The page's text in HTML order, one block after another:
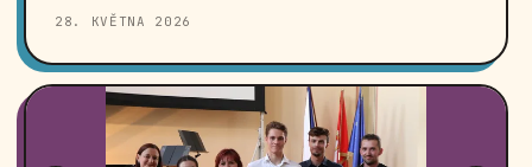
28. KVĚTNA 2026